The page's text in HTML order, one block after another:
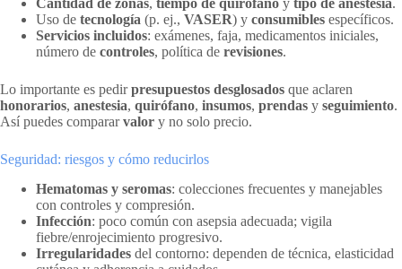
Cantidad de zonas, tiempo de quirófano y tipo de anestesia.
Uso de tecnología (p. ej., VASER) y consumibles específicos.
Servicios incluidos: exámenes, faja, medicamentos iniciales,
número de controles, política de revisiones.
Lo importante es pedirpresupuestos desglosados que aclaren
honorarios, anestesia, quirófano, insumos, prendas y seguimiento.
Así puedes compararvalor y no solo precio.
Seguridad: riesgos y cómo reducirlos
Hematomas y seromas: colecciones frecuentes y manejables
con controles y compresión.
Infección: poco común con asepsia adecuada; vigila
fiebre/enrojecimiento progresivo.
Irregularidades del contorno: dependen de técnica, elasticidad